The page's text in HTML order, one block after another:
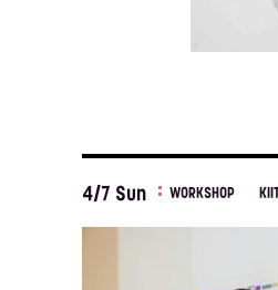
4/7 Sun WORKSHOP